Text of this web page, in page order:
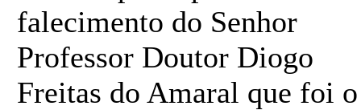
falecimento do Senhor
Professor Doutor Diogo
Freitas do Amaral que foi o